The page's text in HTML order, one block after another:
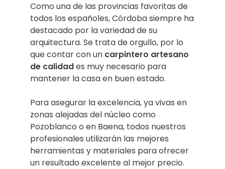
Como una de las provincias favoritas de
todos los españoles, Córdoba siempre ha
destacado por la variedad de su
arquitectura. Se trata de orgullo, por lo
que contar con un carpintero artesano
de calidades muy necesario para
mantener la casa en buen estado.
Para asegurar la excelencia, ya vivas en
zonas alejadas del núcleo como
Pozoblanco o en Baena, todos nuestros
profesionales utilizarán las mejores
herramientas y materiales para ofrecer
un resultado excelente al mejor precio.